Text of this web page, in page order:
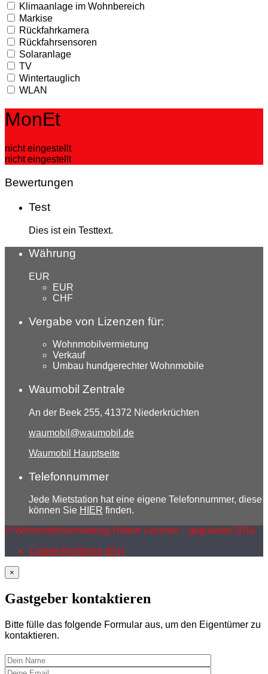
Klimaanlage im Wohnbereich
Markise
Rückfahrkamera
Rückfahrsensoren
Solaranlage
TV
Wintertauglich
WLAN
MonEt
nicht eingestellt
nicht eingestellt
Bewertungen
Test
Dies ist ein Testtext.
Währung
EUR
EUR
CHF
Vergabe von Lizenzen für:
Wohnmobilvermietung
Verkauf
Umbau hundgerechter Wohnmobile
Waumobil Zentrale
An der Beek 255, 41372 Niederkrüchten
waumobil@waumobil.de
Waumobil Hauptseite
Telefonnummer
Jede Mietstation hat eine eigene Telefonnummer, diese
können Sie HIER finden.
© Wohnmobilvermietung Hubert Lechner – gegründet 2014
Cookie-Richtlinie (EU)
×
Gastgeber kontaktieren
Bitte fülle das folgende Formular aus, um den Eigentümer zu
kontaktieren.